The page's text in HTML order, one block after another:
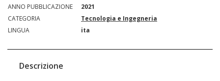
ANNO PUBBLICAZIONE
2021
CATEGORIA
Tecnologia e Ingegneria
LINGUA
ita
Descrizione